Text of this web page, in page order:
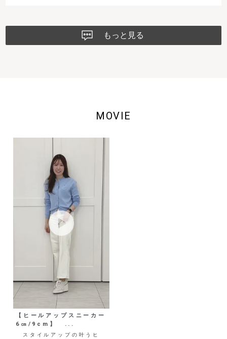
もっと見る
MOVIE
【ヒールアップスニーカー
6㎝/9cm】 ...
スタイルアップの叶うヒ